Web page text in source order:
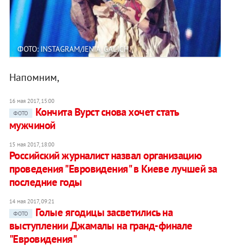
ФОТО: INSTAGRAM/JENIA_GALICH
Напомним,
16 мая 2017, 15:00
ФОТО
Кончита Вурст снова хочет стать
мужчиной
15 мая 2017, 18:00
Российский журналист назвал организацию
проведения "Евровидения" в Киеве лучшей за
последние годы
14 мая 2017, 09:21
ФОТО
Голые ягодицы засветились на
выступлении Джамалы на гранд-финале
"Евровидения"